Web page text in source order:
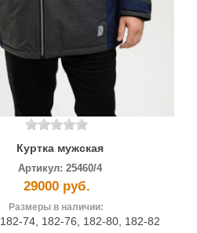
Куртка мужская
Артикул:25460/4
29000 руб.
Размеры в наличии:
182-74, 182-76, 182-80, 182-82